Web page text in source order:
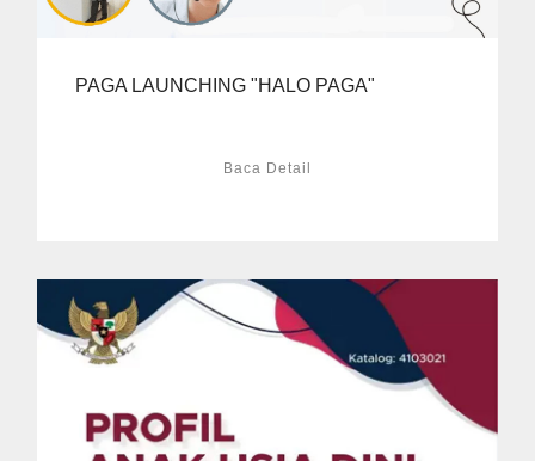
PAGA LAUNCHING "HALO PAGA"
Baca Detail